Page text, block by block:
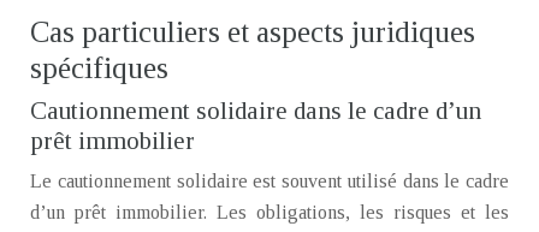
Cas particuliers et aspects juridiques
spécifiques
Cautionnement solidaire dans le cadre d’un
prêt immobilier
Le cautionnement solidaire est souvent utilisé dans le cadre
d’un prêt immobilier. Les obligations, les risques et les